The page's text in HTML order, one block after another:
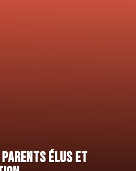
parents élus et